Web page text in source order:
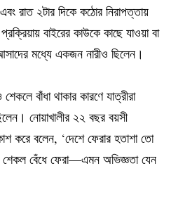
রাত ২টার দিকে কঠোর নিরাপত্তায়
বাইরের কাউকে কাছে যাওয়া বা
মধ্যে একজন নারীও ছিলেন।
বাঁধা থাকার কারণে যাত্রীরা
নোয়াখালীর ২২ বছর বয়সী
করে বলেন, ‘দেশে ফেরার হতাশা তো
বেঁধে ফেরা—এমন অভিজ্ঞতা যেন